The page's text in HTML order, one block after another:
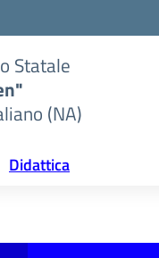
Statale
(NA)
Didattica